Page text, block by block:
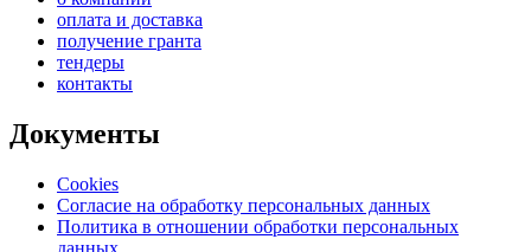
оплата и доставка
получение гранта
тендеры
контакты
Документы
Cookies
Согласие на обработку персональных данных
Политика в отношении обработки персональных
данных